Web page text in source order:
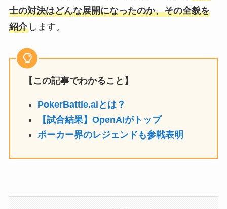
士の対決はどんな展開になったのか、その全貌を
紹介します。
【この記事でわかること】
PokerBattle.aiとは？
【試合結果】OpenAIがトップ
ポーカー界のレジェンドも参戦表明